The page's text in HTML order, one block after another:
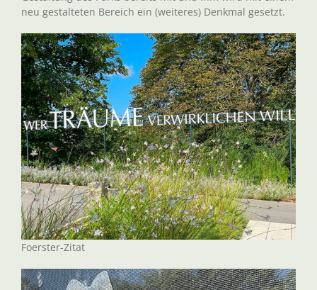
neu gestalteten Bereich ein (weiteres) Denkmal gesetzt.
Foerster-Zitat